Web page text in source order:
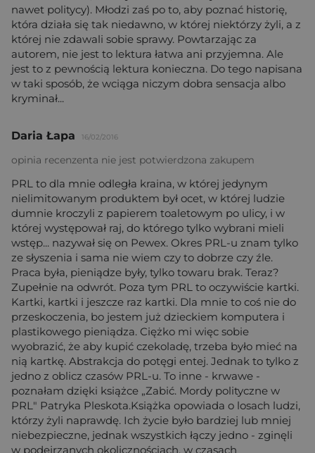
nawet politycy). Młodzi zaś po to, aby poznać historię,
która działa się tak niedawno, w której niektórzy żyli, a z
której nie zdawali sobie sprawy. Powtarzając za
autorem, nie jest to lektura łatwa ani przyjemna. Ale
jest to z pewnością lektura konieczna. Do tego napisana
w taki sposób, że wciąga niczym dobra sensacja albo
kryminał...
Daria Łapa 16/02/2016
opinia recenzenta nie jest potwierdzona zakupem
PRL to dla mnie odległa kraina, w której jedynym
nielimitowanym produktem był ocet, w której ludzie
dumnie kroczyli z papierem toaletowym po ulicy, i w
której występował raj, do którego tylko wybrani mieli
wstęp... nazywał się on Pewex. Okres PRL-u znam tylko
ze słyszenia i sama nie wiem czy to dobrze czy źle.
Praca była, pieniądze były, tylko towaru brak. Teraz?
Zupełnie na odwrót. Poza tym PRL to oczywiście kartki.
Kartki, kartki i jeszcze raz kartki. Dla mnie to coś nie do
przeskoczenia, bo jestem już dzieckiem komputera i
plastikowego pieniądza. Ciężko mi więc sobie
wyobrazić, że aby kupić czekoladę, trzeba było mieć na
nią kartkę. Abstrakcja do potęgi entej. Jednak to tylko z
jedno z oblicz czasów PRL-u. To inne - krwawe -
poznałam dzięki książce „Zabić. Mordy polityczne w
PRL" Patryka Pleskota.Książka opowiada o losach ludzi,
którzy żyli naprawdę. Ich życie było bardziej lub mniej
niebezpieczne, jednak wszystkich łączy jedno - zginęli
w podejrzanych okolicznościach, w czasach